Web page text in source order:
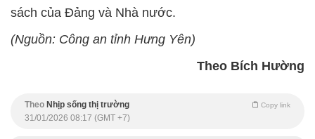
sách của Đảng và Nhà nước.
(Nguồn: Công an tỉnh Hưng Yên)
Theo Bích Hường
Theo Nhịp sống thị trường Copy link
31/01/2026 08:17 (GMT +7)